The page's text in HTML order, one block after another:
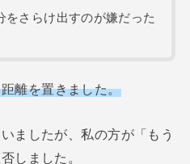
をさらけ出すのが嫌だった
離を置きました。
ましたが、私の方が「もう
しました。